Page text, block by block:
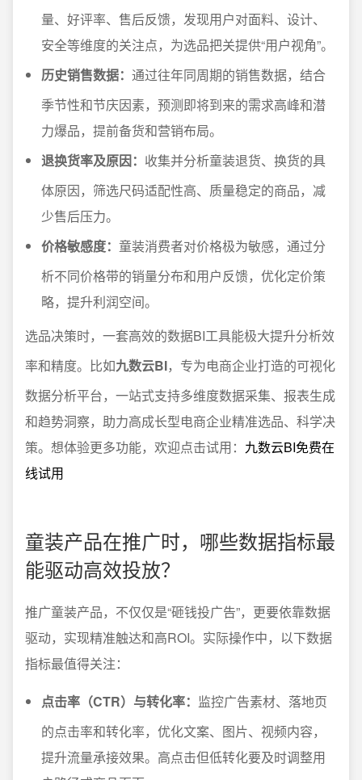
量、好评率、售后反馈，发现用户对面料、设计、
安全等维度的关注点，为选品把关提供“用户视角”。
历史销售数据： 通过往年同周期的销售数据，结合
季节性和节庆因素，预测即将到来的需求高峰和潜
力爆品，提前备货和营销布局。
退换货率及原因： 收集并分析童装退货、换货的具
体原因，筛选尺码适配性高、质量稳定的商品，减
少售后压力。
价格敏感度： 童装消费者对价格极为敏感，通过分
析不同价格带的销量分布和用户反馈，优化定价策
略，提升利润空间。
选品决策时，一套高效的数据BI工具能极大提升分析效
率和精度。比如九数云BI，专为电商企业打造的可视化
数据分析平台，一站式支持多维度数据采集、报表生成
和趋势洞察，助力高成长型电商企业精准选品、科学决
策。想体验更多功能，欢迎点击试用： 九数云BI免费在
线试用
童装产品在推广时，哪些数据指标最
能驱动高效投放？
推广童装产品，不仅仅是“砸钱投广告”，更要依靠数据
驱动，实现精准触达和高ROI。实际操作中，以下数据
指标最值得关注：
点击率（CTR）与转化率： 监控广告素材、落地页
的点击率和转化率，优化文案、图片、视频内容，
提升流量承接效果。高点击但低转化要及时调整用